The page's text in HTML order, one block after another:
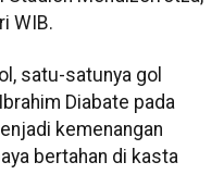
WIB.
satu-satunya gol
Diabate pada
kemenangan
bertahan di kasta